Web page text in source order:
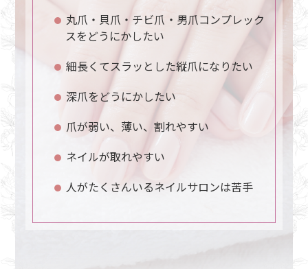
丸爪・貝爪・チビ爪・男爪コンプレック
スをどうにかしたい
細長くてスラッとした縦爪になりたい
深爪をどうにかしたい
爪が弱い、薄い、割れやすい
ネイルが取れやすい
人がたくさんいるネイルサロンは苦手